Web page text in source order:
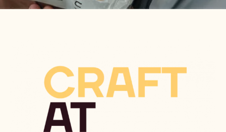
CALLEBAUT
DEYINCE